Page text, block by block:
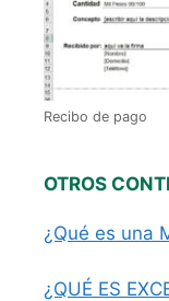
Recibo de pago
OTROS
¿Qué es una
¿QUÉ ES